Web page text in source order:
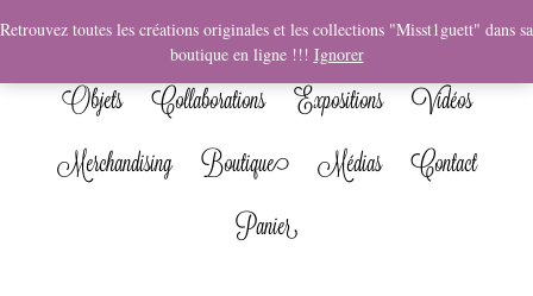
News Bio Fresques Illustrations
Graphisme
Objets
Collaborations Expositions
Vidéos
Merchandising
Boutique Médias
Contact
Panier
Retrouvez toutes les créations originales et les collections "Misst1guett" dans sa
boutique en ligne !!! Ignorer